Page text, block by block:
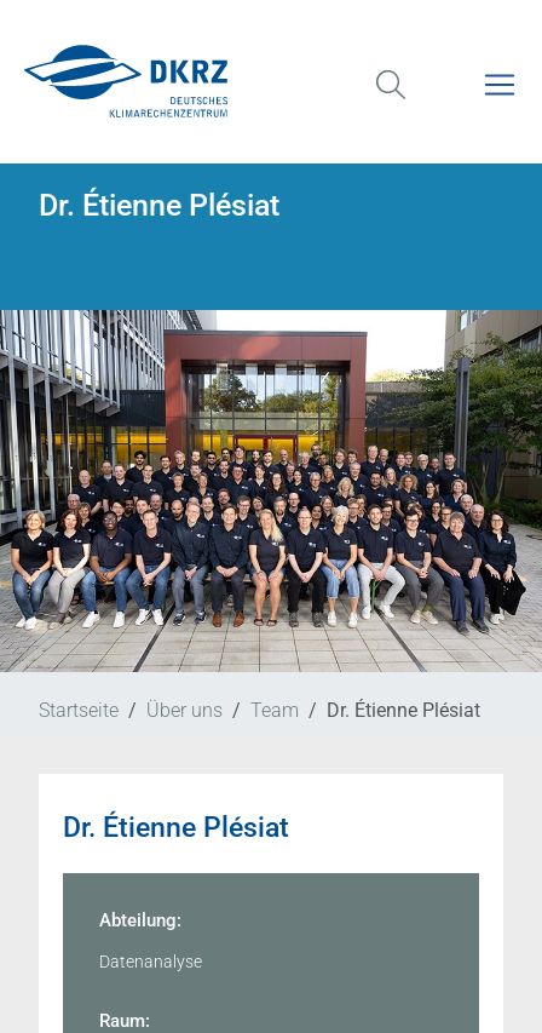
Dr. Étienne Plésiat
Startseite Über uns Team Dr. Étienne Plésiat
Dr. Étienne Plésiat
Abteilung:
Datenanalyse
Raum: